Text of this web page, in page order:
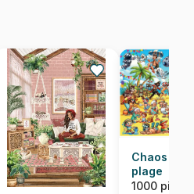
Chaos sur
plage
1000